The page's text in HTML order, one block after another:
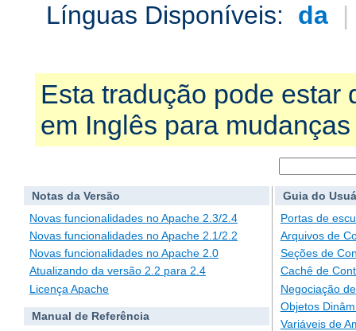
Línguas Disponíveis: da |
Esta tradução pode estar
em Inglês para
Notas da Versão
Novas funcionalidades no Apache 2.3/2.4
Novas funcionalidades no Apache 2.1/2.2
Novas funcionalidades no Apache 2.0
Atualizando da versão 2.2 para 2.4
Licença Apache
Manual de Referência
Guia do
Portas de
Arquivos de
Seções de
Cachê de
Negociação
Objetos
Variáveis de